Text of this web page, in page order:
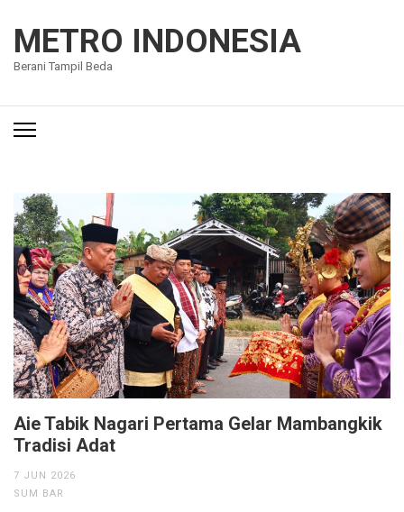
konten
(Tekan
METRO INDONESIA
Berani Tampil Beda
Aie Tabik Nagari Pertama Gelar Mambangkik
Tradisi Adat
7 JUN 2026
SUM BAR